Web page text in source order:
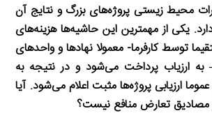
محیط زیستی پروژه‌های بزرگ و نتایج آن
یکی از مهمترین این حاشیه‌ها هزینه‌های
توسط کارفرما- معمولا نهادها و واحدهای
به ارزیاب پرداخت می‌شود و در نتیجه به
ارزیابی پروژه‌ها مثبت اعلام می‌شود. آیا
مصادیق تعارض منافع نیست؟